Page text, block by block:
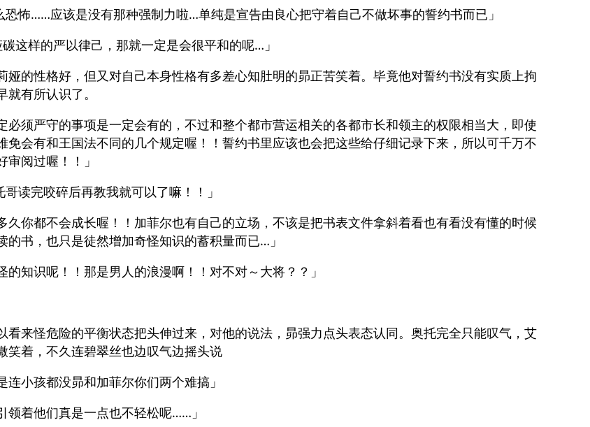
恐怖……应该是没有那种强制力啦…单纯是宣告由良心把守着自己不做坏事的誓约书而已」
这样的严以律己，那就一定是会很平和的呢…」
娅的性格好，但又对自己本身性格有多差心知肚明的昴正苦笑着。毕竟他对誓约书没有实质上拘
有所认识了。
必须严守的事项是一定会有的，不过和整个都市营运相关的各都市长和领主的权限相当大，即使
免会有和王国法不同的几个规定喔！！誓约书里应该也会把这些给仔细记录下来，所以可千万不
阅过喔！！」
哥读完咬碎后再教我就可以了嘛！！」
久你都不会成长喔！！加菲尔也有自己的立场，不该是把书表文件拿斜着看也有看没有懂的时候
的书，也只是徒然增加奇怪知识的蓄积量而已…」
的知识呢！！那是男人的浪漫啊！！对不对～大将？？」
看来怪危险的平衡状态把头伸过来，对他的说法，昴强力点头表态认同。奥托完全只能叹气，艾
笑着，不久连碧翠丝也边叹气边摇头说
连小孩都没昴和加菲尔你们两个难搞」
领着他们真是一点也不轻松呢……」